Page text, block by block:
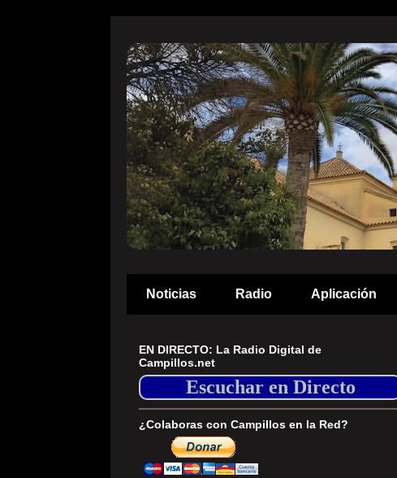
Noticias Radio Aplicación
EN DIRECTO: La Radio Digital de
Campillos.net
Escuchar en Directo
¿Colaboras con Campillos en la Red?